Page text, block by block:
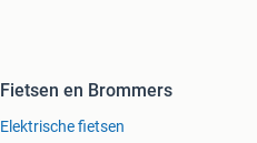
Fietsen en Brommers
Elektrische fietsen